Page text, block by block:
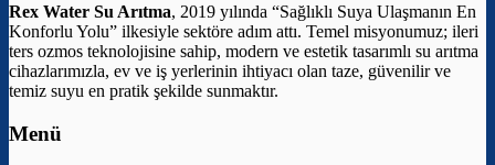
Rex Water Su Arıtma, 2019 yılında “Sağlıklı Suya Ulaşmanın En
Konforlu Yolu” ilkesiyle sektöre adım attı. Temel misyonumuz; ileri
ters ozmos teknolojisine sahip, modern ve estetik tasarımlı su arıtma
cihazlarımızla, ev ve iş yerlerinin ihtiyacı olan taze, güvenilir ve
temiz suyu en pratik şekilde sunmaktır.
Menü